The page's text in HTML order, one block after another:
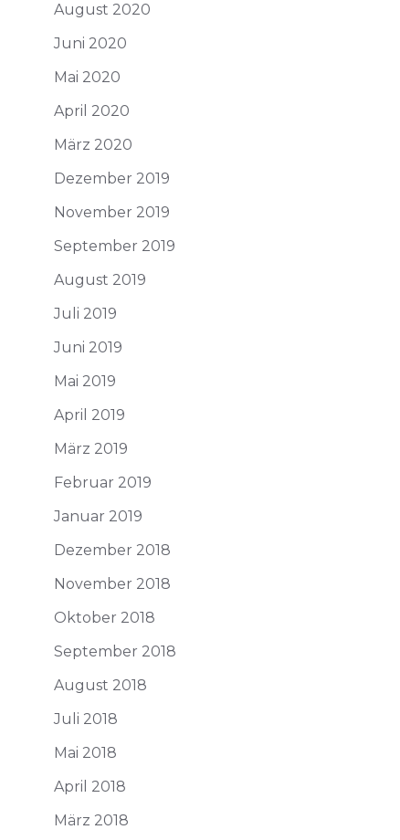
August 2020
Juni 2020
Mai 2020
April 2020
März 2020
Dezember 2019
November 2019
September 2019
August 2019
Juli 2019
Juni 2019
Mai 2019
April 2019
März 2019
Februar 2019
Januar 2019
Dezember 2018
November 2018
Oktober 2018
September 2018
August 2018
Juli 2018
Mai 2018
April 2018
März 2018